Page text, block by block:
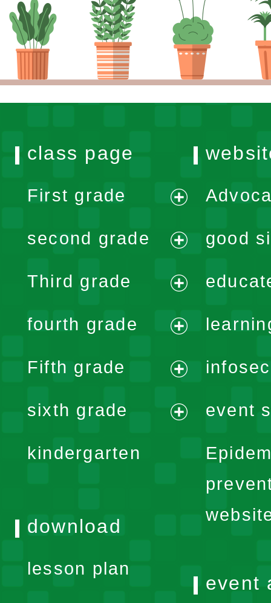
class page
First grade
menu
second grade
menu
Third grade
menu
fourth grade
menu
Fifth grade
menu
sixth grade
kindergarten
good
event
download
lesson plan
event